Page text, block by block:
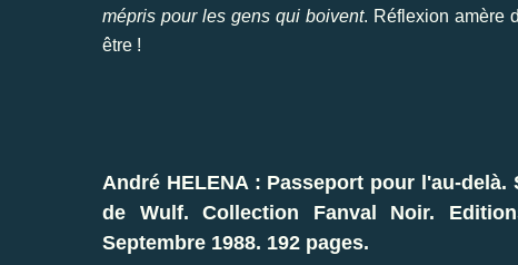
mépris pour les gens qui boivent. Réflexion amère
être !
André HELENA : Passeport pour l'au-
de Wulf. Collection Fanval Noir.
Septembre 1988. 192 pages.